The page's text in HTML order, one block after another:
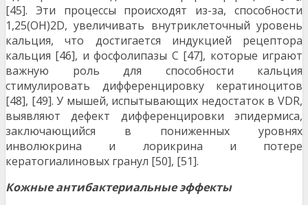
[45]. Эти процессы происходят из-за, способности
1,25(OH)2D, увеличивать внутриклеточный уровень
кальция, что достигается индукцией рецептора
кальция [46], и фосфолипазы C [47], которые играют
важную роль для способности кальция
стимулировать дифференцировку кератиноцитов
[48], [49]. У мышей, испытывающих недостаток в VDR,
выявляют дефект дифференцировки эпидермиса,
заключающийся в пониженных уровнях
инволюкрина и лорикрина и потере
кератогиалиновых гранул [50], [51].
Кожные антибактериальные эффекты